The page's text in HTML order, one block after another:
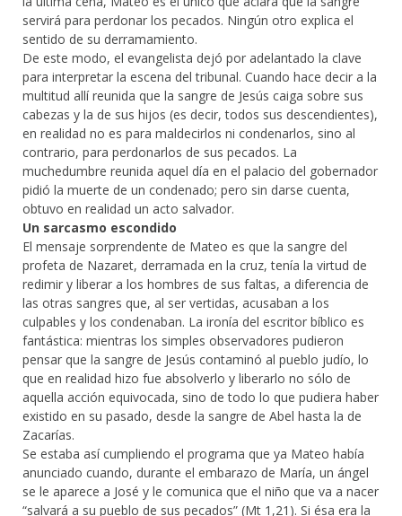
servirá para perdonar los pecados. Ningún otro explica el
sentido de su derramamiento.
De este modo, el evangelista dejó por adelantado la clave
para interpretar la escena del tribunal. Cuando hace decir a la
multitud allí reunida que la sangre de Jesús caiga sobre sus
cabezas y la de sus hijos (es decir, todos sus descendientes),
en realidad no es para maldecirlos ni condenarlos, sino al
contrario, para perdonarlos de sus pecados. La
muchedumbre reunida aquel día en el palacio del gobernador
pidió la muerte de un condenado; pero sin darse cuenta,
obtuvo en realidad un acto salvador.
Un sarcasmo escondido
El mensaje sorprendente de Mateo es que la sangre del
profeta de Nazaret, derramada en la cruz, tenía la virtud de
redimir y liberar a los hombres de sus faltas, a diferencia de
las otras sangres que, al ser vertidas, acusaban a los
culpables y los condenaban. La ironía del escritor bíblico es
fantástica: mientras los simples observadores pudieron
pensar que la sangre de Jesús contaminó al pueblo judío, lo
que en realidad hizo fue absolverlo y liberarlo no sólo de
aquella acción equivocada, sino de todo lo que pudiera haber
existido en su pasado, desde la sangre de Abel hasta la de
Zacarías.
Se estaba así cumpliendo el programa que ya Mateo había
anunciado cuando, durante el embarazo de María, un ángel
se le aparece a José y le comunica que el niño que va a nacer
“salvará a su pueblo de sus pecados” (Mt 1,21). Si ésa era la